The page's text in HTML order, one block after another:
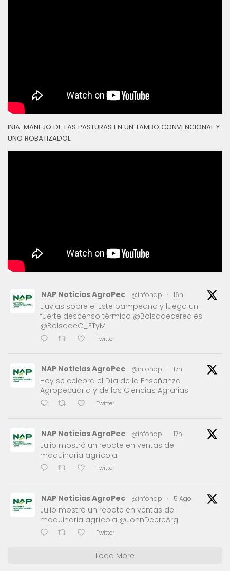
INIA: MANEJO DE LAS PASTURAS EN UN TAMBO CONVENCIONAL Y
UNO ROBATIZADOL
NAP Noticias AgroPec @infonap · 16h
Lluvias sobre el Este pampeano y luego un
fuerte descenso térmico @Bolsadecereales
@BolsadeC_ETyM
Twitter
NAP Noticias AgroPec @infonap · 17h
Hoy se celebra el Día de la Enseñanza
Agropecuaria y de las Ciencias Agrarias
Twitter
NAP Noticias AgroPec @infonap · 17h
Julio mostró un rebote en ventas de
maquinaria agrícola
Twitter
NAP Noticias AgroPec @infonap · 5 Ago
Julio mostró un rebote en ventas de
maquinaria agrícola @JohnDeereArg
Twitter
Load More